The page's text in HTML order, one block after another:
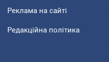
Реклама на сайті
Редакційна політика